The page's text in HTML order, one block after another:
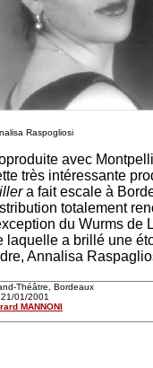
Raspogliosi
avec
très intéressante
a fait escale à
totalement
du Wurms de
laquelle a brillé une
Annalisa
Théâtre, Bordeaux
01/2001
MANNONI